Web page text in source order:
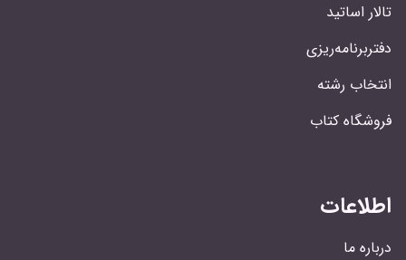
تالار اساتید
دفتربرنامه‌ریزی
انتخاب رشته
فروشگاه کتاب
اطلاعات
درباره ما